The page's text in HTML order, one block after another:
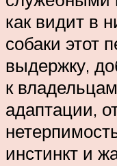
как видит в
собаки этот
выдержку,
к
адаптации,
инстинкт и